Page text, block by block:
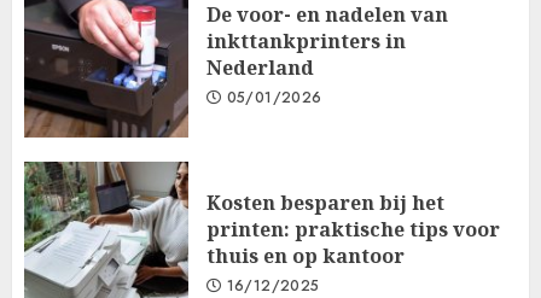
De voor- en nadelen van
inkttankprinters in
Nederland
05/01/2026
Kosten besparen bij het
printen: praktische tips voor
thuis en op kantoor
16/12/2025